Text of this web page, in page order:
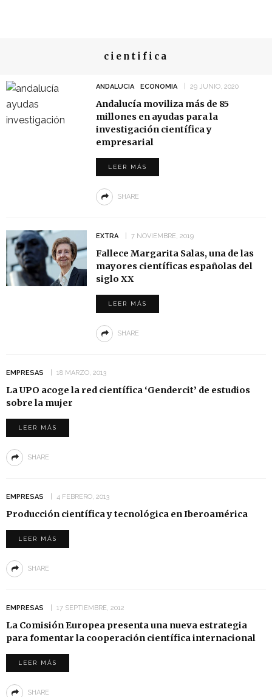
cientifica
ANDALUCIA ECONOMIA 29 JUNIO, 2020
Andalucía moviliza más de 85
millones en ayudas para la
investigación científica y
empresarial
LEER MÁS
SHARE
EXTRA 7 NOVIEMBRE, 2019
Fallece Margarita Salas, una de las
mayores científicas españolas del
siglo XX
LEER MÁS
SHARE
EMPRESAS 18 MARZO, 2013
La UPO acoge la red científica ‘Gendercit’ de estudios
sobre la mujer
LEER MÁS
SHARE
EMPRESAS 4 FEBRERO, 2013
Producción científica y tecnológica en Iberoamérica
LEER MÁS
SHARE
EMPRESAS 17 SEPTIEMBRE, 2012
La Comisión Europea presenta una nueva estrategia
para fomentar la cooperación científica internacional
LEER MÁS
SHARE